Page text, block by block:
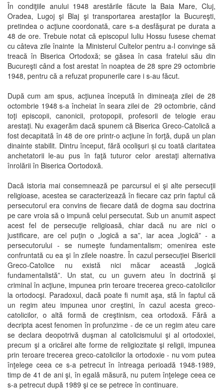
În condiţiile anului 1948 arestările făcute la Baia Mare, Cluj,
Oradea, Lugoj şi Blaj şi transportarea arestaţilor la Bucureşti,
pretindea o acţiune coordonată, care s-a desfăşurat pe durata a
48 de ore. Trebuie notat că episcopul Iuliu Hossu fusese chemat
cu câteva zile înainte la Ministerul Cultelor pentru a-l convinge să
treacă în Biserica Ortodoxă; se găsea în casa fratelui său din
Bucureşti când a fost arestat în noaptea de 28 spre 29 octombrie
1948, pentru că a refuzat propunerile care i s-au făcut.
După cum am spus, acţiunea începută în dimineaţa zilei de 28
octombrie 1948 s-a încheiat în seara zilei de 29 octombrie, când
toţi episcopii, canonicii, protopopii, profesorii de telogie erau
arestaţi. Nu exagerăm dacă spunem că Biserica Greco-Catolică a
fost decapitată în 48 de ore printr-o acţiune în forţă, după un plan
dinainte stabilit. Dintru început, fără ocolişuri și cu toată claritatea
anchetatorii le-au pus în faţă tuturor celor arestaţi alternativa
înrolării în Biserica Oortodoxă.
Dacă istoria mai consemnează pe parcursul ei şi alte persecuţii
religioase, acestea se caracterizează în fiecare caz prin faptul că
persecutorul era convins de fiecare dată de dogma sau doctrina
pe care vroia să o impună celui persecutat. Sub un anumit aspect
acest fel de persecuţie religioasă, chiar dacă nu are nici o
justificare, are cel puţin o „logică a sa”, iar acea „logică” - a
persecutorului - se numeşte fundamentalism; omenirea este
confruntată cu ea şi în zilele noastre. În cazul persecuţiei Bisericii
Greco-Catolice nu există nici măcar această „logică
fundamentalistă”. Un stat, cu un guvern ateu în doctrină şi
criminal în acţiune, impunea prin teroare trecerea greco-catolicilor
la ortodocşi. Paradoxul, dacă poate fi numit aşa, stă în faptul că
un regim ateu impunea unor creştini, în cazul acesta greco-
catolicilor, o altă formă de creştinism, cea ortodoxă. Fără a
decripta acest fenomen în profunzime - de ce un regim ateu care
se declara deopotrivă duşman al catolicismului şi al ortodoxiei,
precum şi a oricărei alte forme de religiozitate şi religii, impunea
prin teroare trecerea greco-catolicilor la ortodoxie - nu vom putea
înţelege ceea ce s-a petrecut în întreaga perioadă 1948-1989,
timp de 41 de ani şi, în egală măsură, nu putem înţelege ceea ce
s-a petrecut după 1989 şi ce se petrece în continuare.